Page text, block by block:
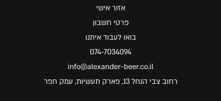
אזור אישי
פרטי חשבון
בואו לעבוד איתנו
074-7034094
info@alexander-beer.co.il
רחוב צבי הנחל 13, פארק תעשיות, עמק חפר